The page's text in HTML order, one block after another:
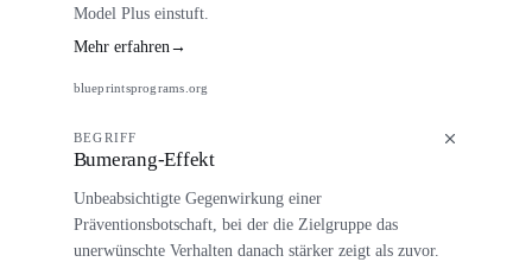
Model Plus einstuft.
Mehr erfahren→
blueprintsprograms.org
BEGRIFF
Bumerang-Effekt
Unbeabsichtigte Gegenwirkung einer
Präventionsbotschaft, bei der die Zielgruppe das
unerwünschte Verhalten danach stärker zeigt als zuvor.